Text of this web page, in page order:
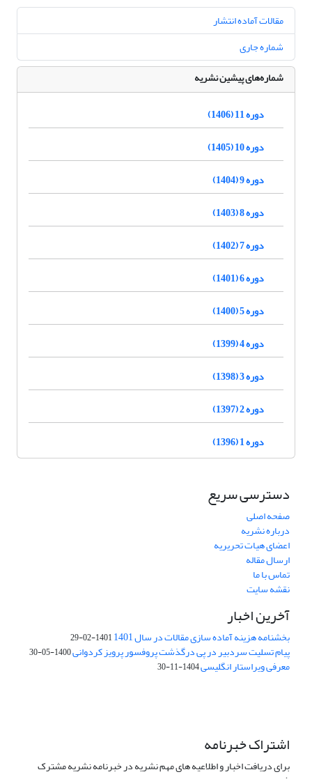
مقالات آماده انتشار
شماره جاری
شماره‌های پیشین نشریه
دوره 11 (1406)
دوره 10 (1405)
دوره 9 (1404)
دوره 8 (1403)
دوره 7 (1402)
دوره 6 (1401)
دوره 5 (1400)
دوره 4 (1399)
دوره 3 (1398)
دوره 2 (1397)
دوره 1 (1396)
دسترسی سریع
صفحه اصلی
درباره نشریه
اعضای هیات تحریریه
ارسال مقاله
تماس با ما
نقشه سایت
آخرین اخبار
بخشنامه هزینه آماده سازی مقالات در سال 1401 1401-02-29
پیام تسلیت سردبیر در پی درگذشت پروفسور پرویز کردوانی1400-05-30
معرفی ویراستار انگلیسی1404-11-30
اشتراک خبرنامه
برای دریافت اخبار و اطلاعیه های مهم نشریه در خبرنامه نشریه مشترک